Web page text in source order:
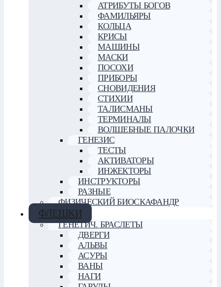
АТРИБУТЫ БОГОВ
ФАМИЛЬЯРЫ
КОЛЬЦА
КРИСЫ
МАШИНЫ
МАСКИ
ПОСОХИ
ПРИБОРЫ
СНОВИДЕНИЯ
СТИХИИ
ТАЛИСМАНЫ
ТЕРМИНАЛЫ
ВОЛШЕБНЫЕ ПАЛОЧКИ
ГЕНЕЗИС
ТЕСТЫ
АКТИВАТОРЫ
ИНЖЕКТОРЫ
ИНСТРУКТОРЫ
РАЗНЫЕ
ФИЗИЧЕСКИЙ БИОСКАФАНДР
ФЛЕШКИ
ГЕНЕТИЧ. БРАСЛЕТЫ
ДВЕРГИ
АЛЬВЫ
АСУРЫ
ВАНЫ
НАГИ